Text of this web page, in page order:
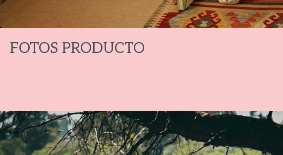
FOTOS PRODUCTO